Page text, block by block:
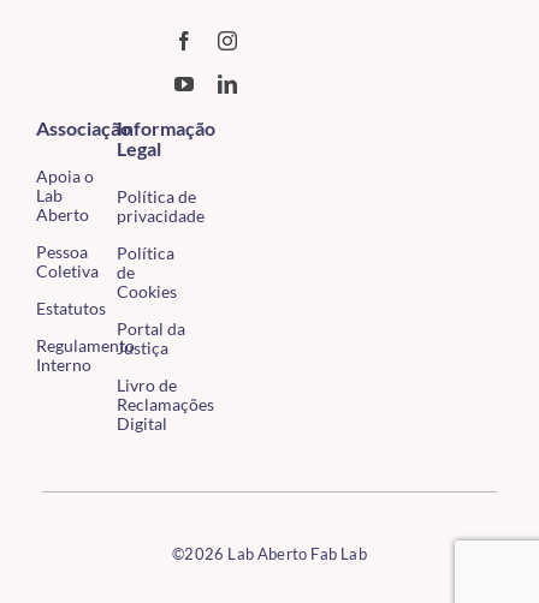
Associação
Apoia o
Lab
Aberto
Pessoa
Coletiva
Estatutos
Regulamento
Interno
Informação
Legal
Política de
privacidade
Política
de
Cookies
Portal da
Justiça
Livro de
Reclamações
Digital
©2026 Lab Aberto Fab Lab